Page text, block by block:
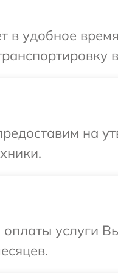
в удобное
на
услуги